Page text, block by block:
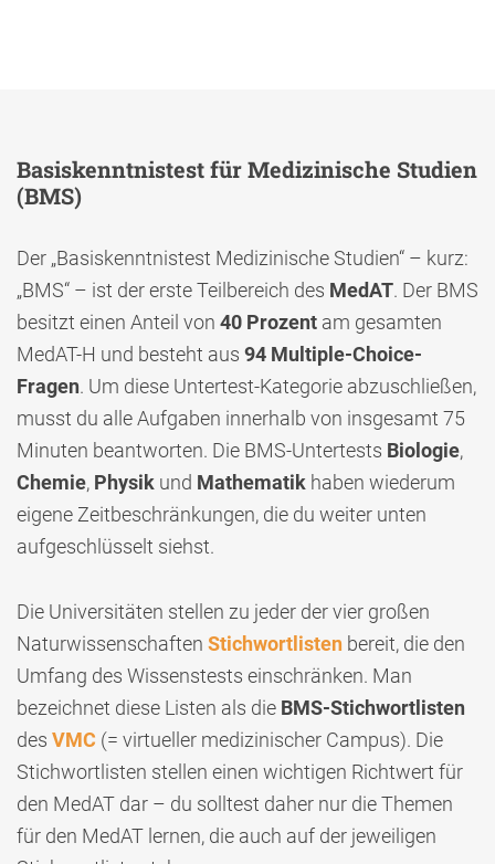
Basiskenntnistest für Medizinische Studien
(BMS)
Der „Basiskenntnistest Medizinische Studien“ – kurz:
„BMS“ – ist der erste Teilbereich des MedAT. Der BMS
besitzt einen Anteil von 40 Prozent am gesamten
MedAT-H und besteht aus 94 Multiple-Choice-
Fragen. Um diese Untertest-Kategorie abzuschließen,
musst du alle Aufgaben innerhalb von insgesamt 75
Minuten beantworten. Die BMS-Untertests Biologie,
Chemie, Physik und Mathematik haben wiederum
eigene Zeitbeschränkungen, die du weiter unten
aufgeschlüsselt siehst.
Die Universitäten stellen zu jeder der vier großen
Naturwissenschaften Stichwortlisten bereit, die den
Umfang des Wissenstests einschränken. Man
bezeichnet diese Listen als die BMS-Stichwortlisten
des VMC (= virtueller medizinischer Campus). Die
Stichwortlisten stellen einen wichtigen Richtwert für
den MedAT dar – du solltest daher nur die Themen
für den MedAT lernen, die auch auf der jeweiligen